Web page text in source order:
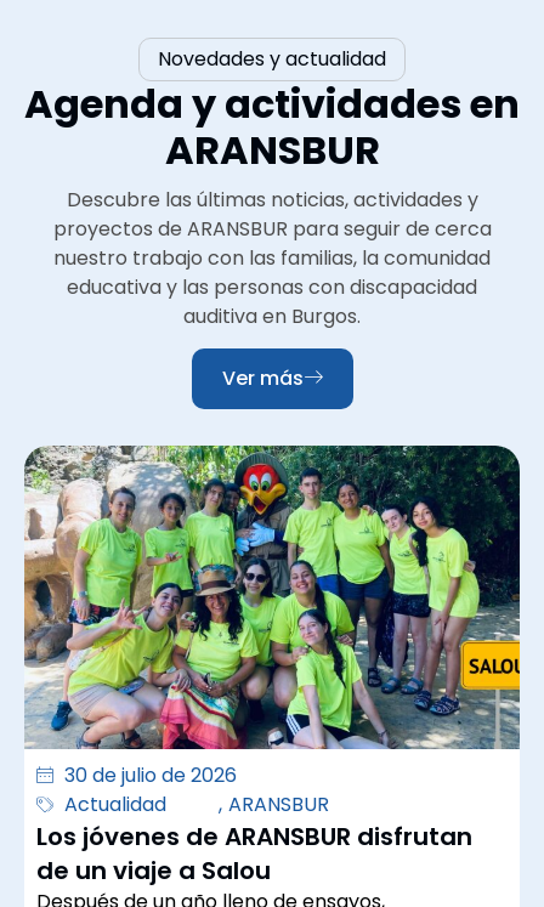
Novedades y actualidad
Agenda y actividades en
ARANSBUR
Descubre las últimas noticias, actividades y
proyectos de ARANSBUR para seguir de cerca
nuestro trabajo con las familias, la comunidad
educativa y las personas con discapacidad
auditiva en Burgos.
Ver más
30 de julio de 2026
Actualidad
, ARANSBUR
Los jóvenes de ARANSBUR disfrutan
de un viaje a Salou